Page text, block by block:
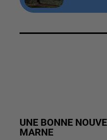
UNE BONNE
MARNE